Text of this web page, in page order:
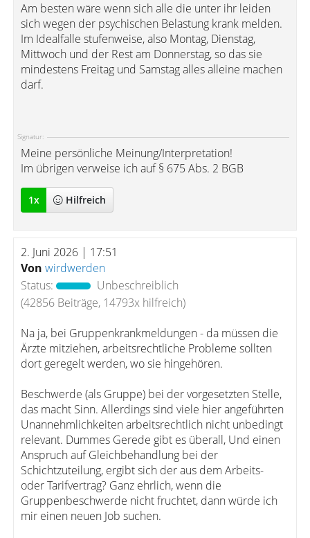
Am besten wäre wenn sich alle die unter ihr leiden
sich wegen der psychischen Belastung krank melden.
Im Idealfalle stufenweise, also Montag, Dienstag,
Mittwoch und der Rest am Donnerstag, so das sie
mindestens Freitag und Samstag alles alleine machen
darf.
Signatur:
Meine persönliche Meinung/Interpretation!
Im übrigen verweise ich auf § 675 Abs. 2 BGB
1x Hilfreich
2. Juni 2026 | 17:51
Von wirdwerden
Status:
Unbeschreiblich
(42856 Beiträge, 14793x hilfreich)
Na ja, bei Gruppenkrankmeldungen - da müssen die
Ärzte mitziehen, arbeitsrechtliche Probleme sollten
dort geregelt werden, wo sie hingehören.
Beschwerde (als Gruppe) bei der vorgesetzten Stelle,
das macht Sinn. Allerdings sind viele hier angeführten
Unannehmlichkeiten arbeitsrechtlich nicht unbedingt
relevant. Dummes Gerede gibt es überall, Und einen
Anspruch auf Gleichbehandlung bei der
Schichtzuteilung, ergibt sich der aus dem Arbeits-
oder Tarifvertrag? Ganz ehrlich, wenn die
Gruppenbeschwerde nicht fruchtet, dann würde ich
mir einen neuen Job suchen.